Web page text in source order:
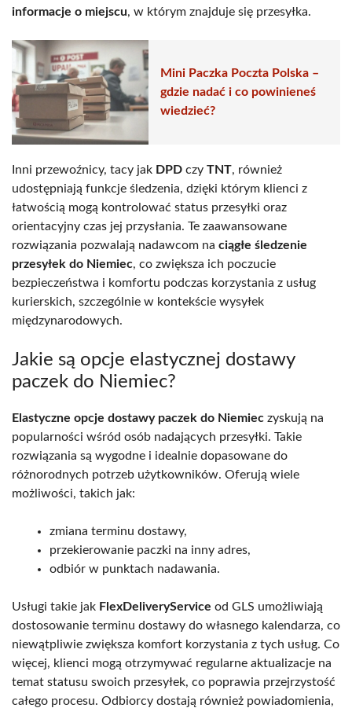
informacje o miejscu, w którym znajduje się przesyłka.
Mini Paczka Poczta Polska –
gdzie nadać i co powinieneś
wiedzieć?
Inni przewoźnicy, tacy jak DPD czy TNT, również
udostępniają funkcje śledzenia, dzięki którym klienci z
łatwością mogą kontrolować status przesyłki oraz
orientacyjny czas jej przysłania. Te zaawansowane
rozwiązania pozwalają nadawcom na ciągłe śledzenie
przesyłek do Niemiec, co zwiększa ich poczucie
bezpieczeństwa i komfortu podczas korzystania z usług
kurierskich, szczególnie w kontekście wysyłek
międzynarodowych.
Jakie są opcje elastycznej dostawy
paczek do Niemiec?
Elastyczne opcje dostawy paczek do Niemiec zyskują na
popularności wśród osób nadających przesyłki. Takie
rozwiązania są wygodne i idealnie dopasowane do
różnorodnych potrzeb użytkowników. Oferują wiele
możliwości, takich jak:
zmiana terminu dostawy,
przekierowanie paczki na inny adres,
odbiór w punktach nadawania.
Usługi takie jak FlexDeliveryService od GLS umożliwiają
dostosowanie terminu dostawy do własnego kalendarza, co
niewątpliwie zwiększa komfort korzystania z tych usług. Co
więcej, klienci mogą otrzymywać regularne aktualizacje na
temat statusu swoich przesyłek, co poprawia przejrzystość
całego procesu. Odbiorcy dostają również powiadomienia,